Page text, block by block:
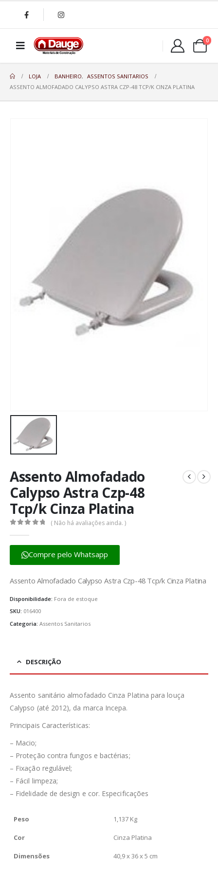
0
LOJA BANHEIRO,
ASSENTOS SANITARIOS
ASSENTO ALMOFADADO CALYPSO ASTRA CZP-48 TCP/K CINZA PLATINA
Assento Almofadado
Calypso Astra Czp-48
Tcp/k Cinza Platina
( Não há avaliações ainda. )
Compre pelo Whatsapp
Assento Almofadado Calypso Astra Czp-48 Tcp/k Cinza Platina
Disponibilidade: Fora de estoque
SKU: 016400
Categoria: Assentos Sanitarios
DESCRIÇÃO
Assento sanitário almofadado Cinza Platina para louça
Calypso (até 2012), da marca Incepa.
Principais Características:
– Macio;
– Proteção contra fungos e bactérias;
– Fixação regulável;
– Fácil limpeza;
– Fidelidade de design e cor. Especificações
Peso 1,137 Kg
Cor Cinza Platina
Dimensões 40,9 x 36 x 5 cm